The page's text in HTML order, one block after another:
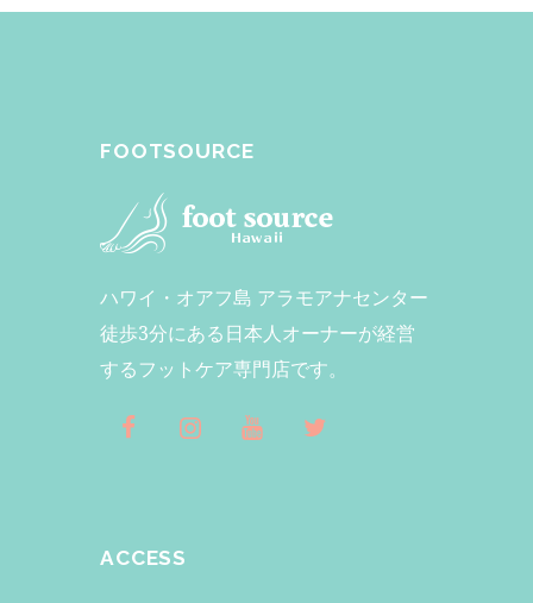
FOOTSOURCE
ハワイ・オアフ島 アラモアナセンター
徒歩3分にある日本人オーナーが経営
するフットケア専門店です。
ACCESS